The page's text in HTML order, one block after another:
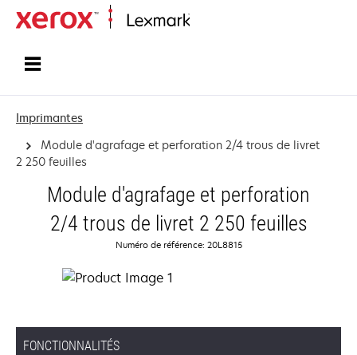
Imprimantes
Module d'agrafage et perforation 2/4 trous de livret
2 250 feuilles
Module d'agrafage et perforation
2/4 trous de livret 2 250 feuilles
Numéro de référence: 20L8815
FONCTIONNALITÉS